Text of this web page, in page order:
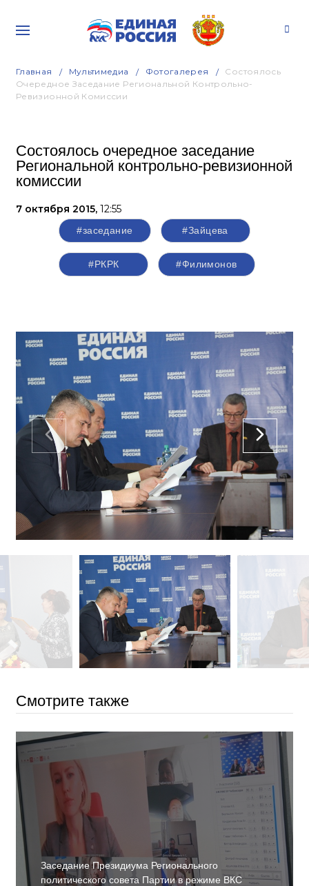
Главная Мультимедиа Фотогалерея
Состоялось
Очередное Заседание Региональной Контрольно-
Ревизионной Комиссии
Состоялось очередное заседание
Региональной контрольно-ревизионной
комиссии
7 октября 2015, 12:55
#заседание #Зайцева
#РКРК #Филимонов
Смотрите также
Заседание Президиума Регионального
политического совета Партии в режиме ВКС